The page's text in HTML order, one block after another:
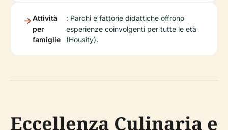
Attività
per
famiglie
: Parchi e fattorie didattiche offrono
esperienze coinvolgenti per tutte le età
(Housity).
Eccellenza Culinaria e